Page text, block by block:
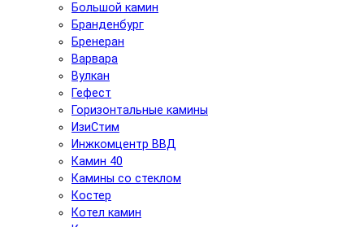
Большой камин
Бранденбург
Бренеран
Варвара
Вулкан
Гефест
Горизонтальные камины
ИзиСтим
Инжкомцентр ВВД
Камин 40
Камины со стеклом
Костер
Котел камин